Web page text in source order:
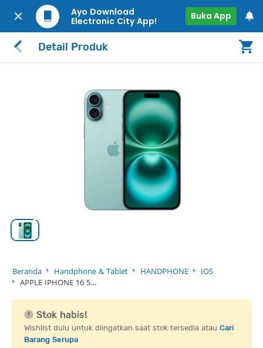
Ayo Download
Electronic City App!
Buka App
Detail Produk
Beranda Handphone & Tablet HANDPHONE
IOS
APPLE IPHONE 16 5…
Stok habis!
Wishlist dulu untuk diingatkan saat stok tersedia atau Cari
Barang Serupa